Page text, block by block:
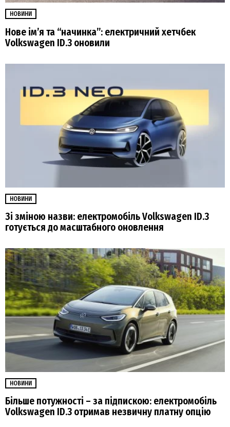
НОВИНИ
Нове ім’я та “начинка”: електричний хетчбек
Volkswagen ID.3 оновили
НОВИНИ
Зі зміною назви: електромобіль Volkswagen ID.3
готується до масштабного оновлення
НОВИНИ
Більше потужності – за підпискою: електромобіль
Volkswagen ID.3 отримав незвичну платну опцію